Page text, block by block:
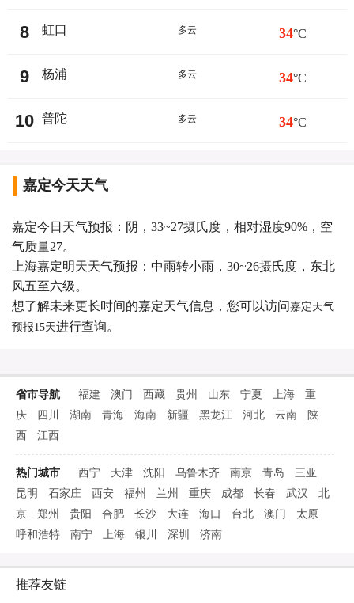
8 虹口 多云 34°C
9 杨浦 多云 34°C
10 普陀 多云 34°C
嘉定今天天气
嘉定今日天气预报：阴，33~27摄氏度，相对湿度90%，空
气质量27。
上海嘉定明天天气预报：中雨转小雨，30~26摄氏度，东北
风五至六级。
想了解未来更长时间的嘉定天气信息，您可以访问嘉定天气
预报15天进行查询。
省市导航 福建 澳门 西藏 贵州 山东 宁夏 上海
重
庆
四川 湖南 青海 海南 新疆 黑龙江 河北 云南
陕
西
江西
热门城市 西宁 天津 沈阳 乌鲁木齐 南京 青岛
三亚
昆明
石家庄 西安 福州 兰州 重庆 成都 长春 武汉
北
京
郑州 贵阳 合肥 长沙 大连 海口 台北 澳门
太原
呼和浩特
南宁 上海 银川 深圳 济南
推荐友链